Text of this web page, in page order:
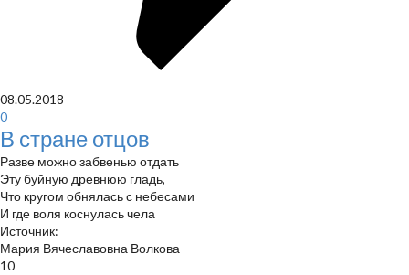
08.05.2018
0
В стране отцов
Разве можно забвенью отдать
Эту буйную древнюю гладь,
Что кругом обнялась с небесами
И где воля коснулась чела
Источник:
Мария Вячеславовна Волкова
10